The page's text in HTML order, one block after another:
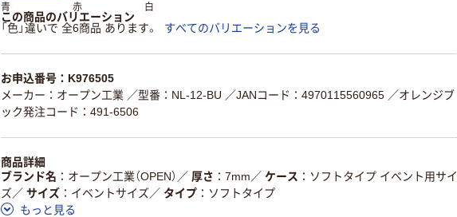
青 赤 白
この商品のバリエーション
「色」違いで 全6商品 あります。
すべてのバリエーションを見る
お申込番号：K976505
メーカー：オープン工業 ／型番：NL-12-BU ／JANコード：4970115560965 ／オレンジブ
ック発注コード：491-6506
商品詳細
ブランド名
オープン工業（OPEN） ／ 厚さ 7mm ／ ケース
ソフトタイプ イベント用サイ
ズ／ サイズ イベントサイズ／ タイプ
ソフトタイプ
もっと見る